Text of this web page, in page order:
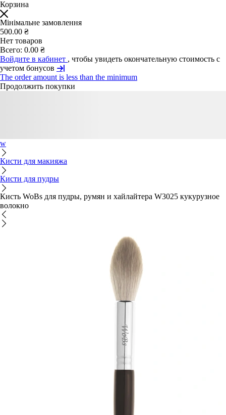
Корзина
Мінімальне замовлення
500.00 ₴
Нет товаров
Всего: 0.00 ₴
Войдите в кабинет , чтобы увидеть окончательную стоимость с
учетом бонусов
The order amount is less than the minimum
Продолжить покупки
w
Кисти для макияжа
Кисти для пудры
Кисть WoBs для пудры, румян и хайлайтера W3025 кукурузное
волокно